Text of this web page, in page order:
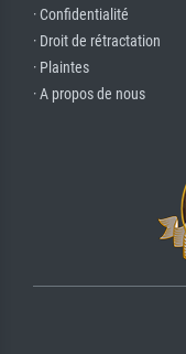
· Confidentialité
· Droit de rétractation
· Plaintes
· A propos de nous